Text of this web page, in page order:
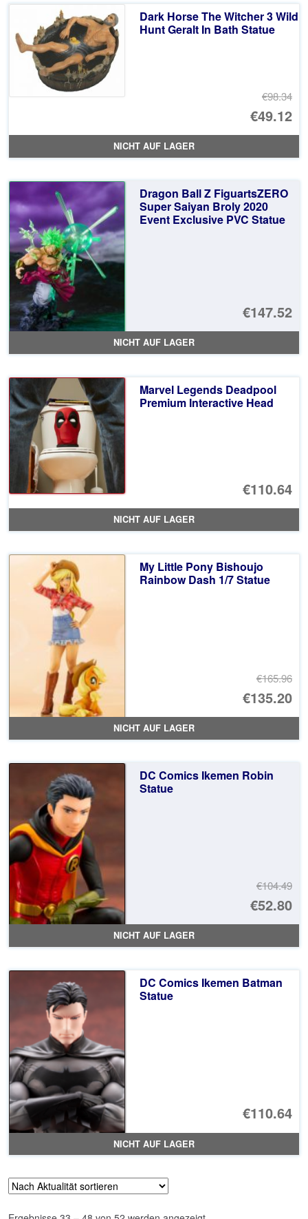
Dark Horse The Witcher 3 Wild
Hunt Geralt In Bath Statue
€98.34
€49.12
NICHT AUF LAGER
Dragon Ball Z FiguartsZERO
Super Saiyan Broly 2020
Event Exclusive PVC Statue
€147.52
NICHT AUF LAGER
Marvel Legends Deadpool
Premium Interactive Head
€110.64
NICHT AUF LAGER
My Little Pony Bishoujo
Rainbow Dash 1/7 Statue
€165.96
€135.20
NICHT AUF LAGER
DC Comics Ikemen Robin
Statue
€104.49
€52.80
NICHT AUF LAGER
DC Comics Ikemen Batman
Statue
€110.64
NICHT AUF LAGER